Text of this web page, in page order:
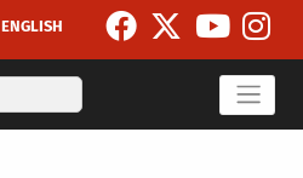
ENGLISH
Search